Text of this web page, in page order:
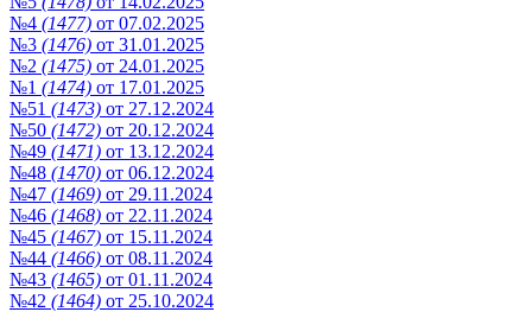
№4 (1477) от 07.02.2025
№3 (1476) от 31.01.2025
№2 (1475) от 24.01.2025
№1 (1474) от 17.01.2025
№51 (1473) от 27.12.2024
№50 (1472) от 20.12.2024
№49 (1471) от 13.12.2024
№48 (1470) от 06.12.2024
№47 (1469) от 29.11.2024
№46 (1468) от 22.11.2024
№45 (1467) от 15.11.2024
№44 (1466) от 08.11.2024
№43 (1465) от 01.11.2024
№42 (1464) от 25.10.2024